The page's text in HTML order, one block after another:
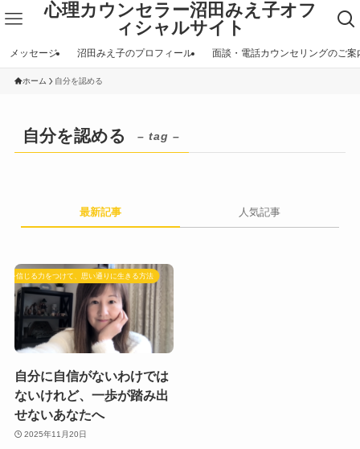
心理カウンセラー沼田みえ子オフ
ィシャルサイト
メッセージ 沼田みえ子のプロフィール 面談・電話カウンセリングのご案
ホーム 自分を認める
自分を認める – tag –
最新記事 人気記事
分を信じる力をつけて、思い通りに生きる方法
自分に自信がないわけでは
ないけれど、一歩が踏み出
せないあなたへ
2025年11月20日